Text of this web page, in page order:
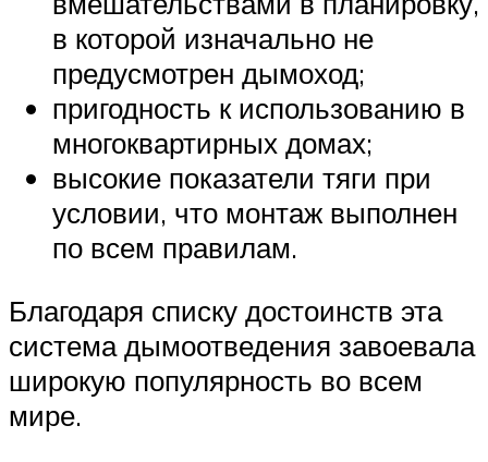
в которой изначально не
предусмотрен дымоход;
пригодность к использованию в
многоквартирных домах;
высокие показатели тяги при
условии, что монтаж выполнен
по всем правилам.
Благодаря списку достоинств эта
система дымоотведения завоевала
широкую популярность во всем
мире.